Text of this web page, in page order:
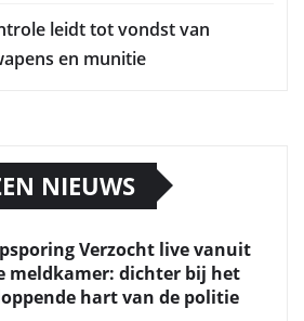
leidt tot vondst van
en munitie
NIEUWS
Verzocht live vanuit
meldkamer: dichter bij het
hart van de politie